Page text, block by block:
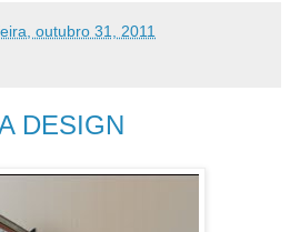
outubro 31, 2011
DESIGN